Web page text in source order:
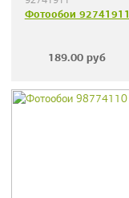
Фотообои 92741911
189.00 руб